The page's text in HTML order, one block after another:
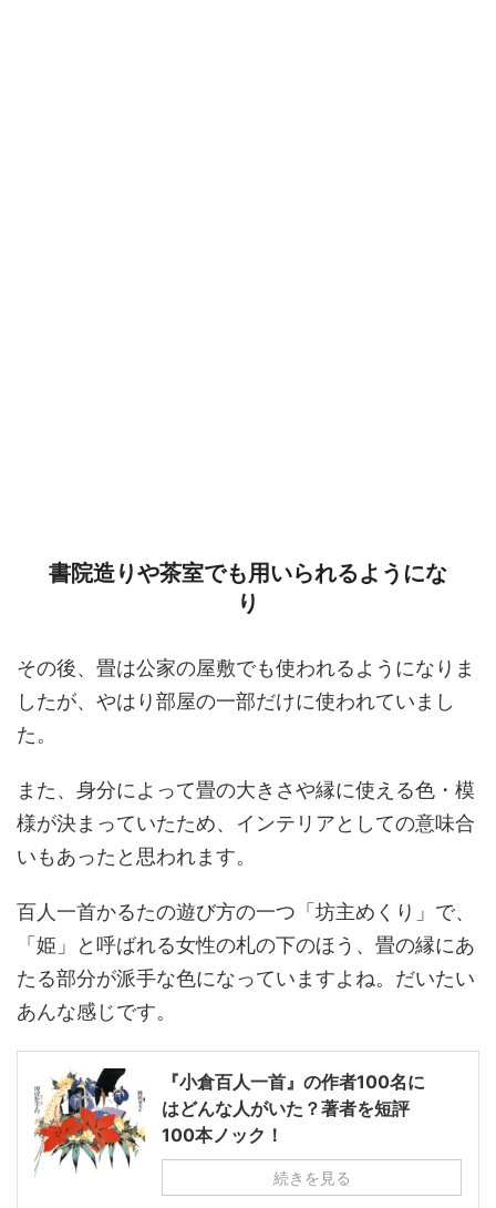
書院造りや茶室でも用いられるようにな
り
その後、畳は公家の屋敷でも使われるようになりま
したが、やはり部屋の一部だけに使われていまし
た。
また、身分によって畳の大きさや縁に使える色・模
様が決まっていたため、インテリアとしての意味合
いもあったと思われます。
百人一首かるたの遊び方の一つ「坊主めくり」で、
「姫」と呼ばれる女性の札の下のほう、畳の縁にあ
たる部分が派手な色になっていますよね。だいたい
あんな感じです。
『小倉百人一首』の作者100名に
はどんな人がいた？著者を短評
100本ノック！
続きを見る